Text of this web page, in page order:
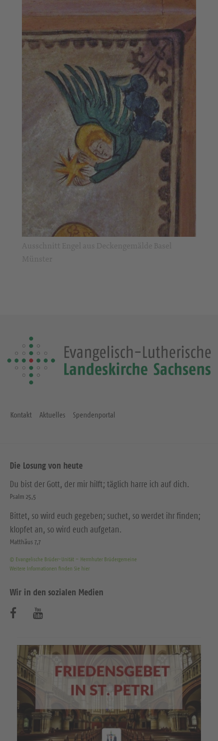
Kontakt Aktuelles Spendenportal
Die Losung von heute
Du bist der Gott, der mir hilft; täglich harre ich auf dich.
Psalm 25,5
Bittet, so wird euch gegeben; suchet, so werdet ihr finden;
klopfet an, so wird euch aufgetan.
Matthäus 7,7
© Evangelische Brüder-Unität – Herrnhuter Brüdergemeine
Weitere Informationen finden Sie hier
Wir in den sozialen Medien
s
u
c
h
s
h
e